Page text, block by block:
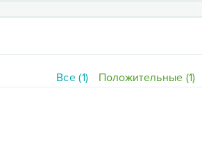
Все (1) Положительные (1)